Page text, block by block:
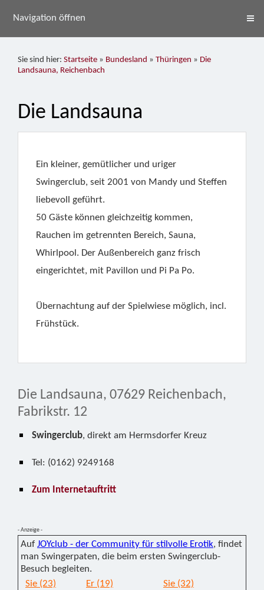
Navigation öffnen
Sie sind hier: Startseite » Bundesland » Thüringen » Die
Landsauna, Reichenbach
Die Landsauna
Ein kleiner, gemütlicher und uriger
Swingerclub, seit 2001 von Mandy und Steffen
liebevoll geführt.
50 Gäste können gleichzeitig kommen,
Rauchen im getrennten Bereich, Sauna,
Whirlpool. Der Außenbereich ganz frisch
eingerichtet, mit Pavillon und Pi Pa Po.
Übernachtung auf der Spielwiese möglich, incl.
Frühstück.
Die Landsauna, 07629 Reichenbach,
Fabrikstr. 12
Swingerclub, direkt am Hermsdorfer Kreuz
Tel: (0162) 9249168
Zum Internetauftritt
- Anzeige -
Auf JOYclub - der Community für stilvolle Erotik, findet
man Swingerpaten, die beim ersten Swingerclub-
Besuch begleiten.
Sie (23)
Er (19)
Sie (32)